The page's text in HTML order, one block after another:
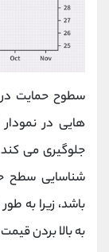
سطوح حمایت در
هایی در
جلوگیری می کند.
شناسایی سطح
باشد، زیرا به
به بالا بردن